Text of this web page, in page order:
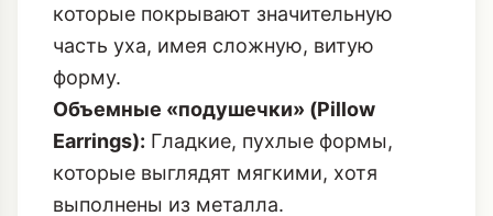
которые покрывают значительную
часть уха, имея сложную, витую
форму.
Объемные «подушечки» (Pillow
Earrings): Гладкие, пухлые формы,
которые выглядят мягкими, хотя
выполнены из металла.